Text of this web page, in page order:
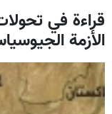
قراءة في
الأزمة